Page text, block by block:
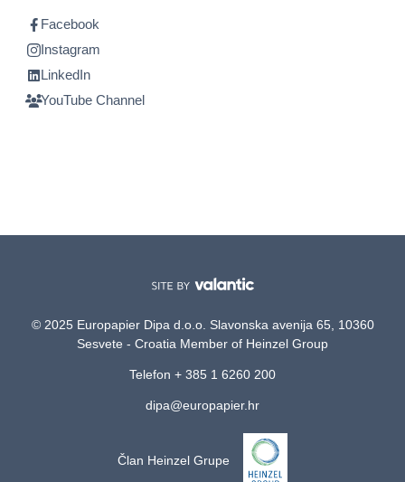
Facebook
Instagram
LinkedIn
YouTube Channel
© 2025 Europapier Dipa d.o.o. Slavonska avenija 65, 10360
Sesvete - Croatia Member of Heinzel Group
Telefon + 385 1 6260 200
dipa@europapier.hr
Član Heinzel Grupe